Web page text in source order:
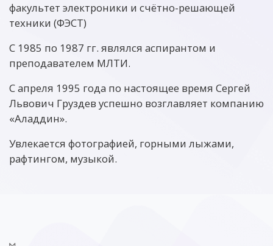
факультет электроники и счётно-решающей
техники (ФЭСТ)
С 1985 по 1987 гг. являлся аспирантом и
преподавателем МЛТИ.
С апреля 1995 года по настоящее время Сергей
Львович Груздев успешно возглавляет компанию
«Аладдин».
Увлекается фотографией, горными лыжами,
рафтингом, музыкой.